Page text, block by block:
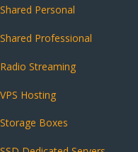
Shared Personal
Shared Professional
Radio Streaming
VPS Hosting
Storage Boxes